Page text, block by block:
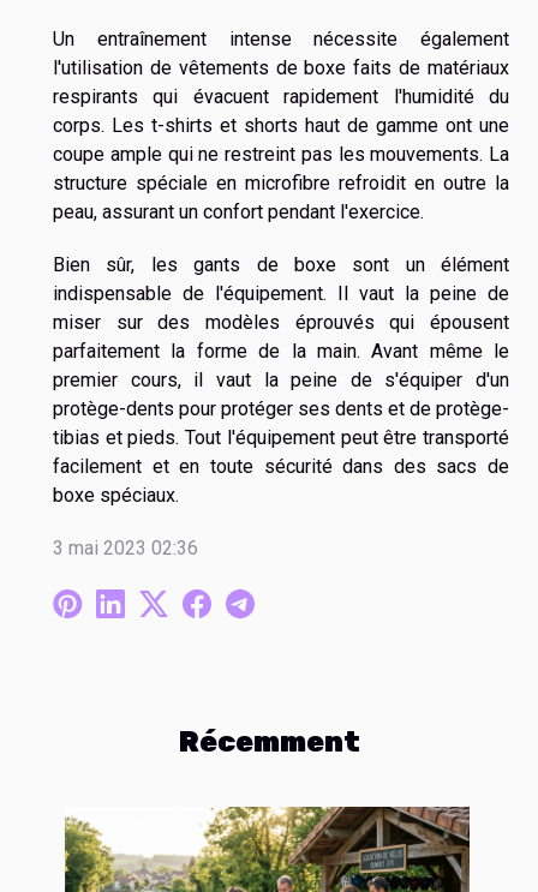
Récemment
Un entraînement intense nécessite également
l'utilisation de vêtements de boxe faits de matériaux
respirants qui évacuent rapidement l'humidité du
corps. Les t-shirts et shorts haut de gamme ont une
coupe ample qui ne restreint pas les mouvements. La
structure spéciale en microfibre refroidit en outre la
peau, assurant un confort pendant l'exercice.
Bien sûr, les gants de boxe sont un élément
indispensable de l'équipement. Il vaut la peine de
miser sur des modèles éprouvés qui épousent
parfaitement la forme de la main. Avant même le
premier cours, il vaut la peine de s'équiper d'un
protège-dents pour protéger ses dents et de protège-
tibias et pieds. Tout l'équipement peut être transporté
facilement et en toute sécurité dans des sacs de
boxe spéciaux.
3 mai 2023 02:36